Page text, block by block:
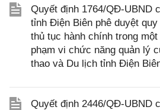
Quyết định 1764/QĐ-UBND
tỉnh Điện Biên phê duyệt
thủ tục hành chính trong
phạm vi chức năng quản lý
thao và Du lịch tỉnh Điện
Quyết định 2446/QĐ-UBND